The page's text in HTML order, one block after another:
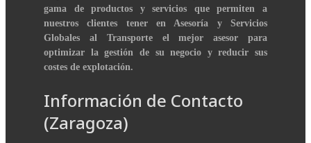
gama de productos y servicios que permiten a
nuestros clientes tener en Asesoría y Servicios
Globales al Transporte el mejor asesor para
optimizar la gestión de su negocio y reducir sus
costes de explotación.
Información de Contacto
(Zaragoza)